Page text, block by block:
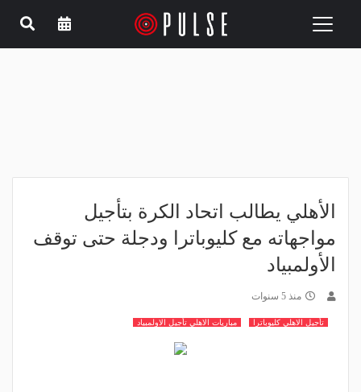
Toggle
الأهلي يطالب اتحاد الكرة بتأجيل
مواجهاته مع كليوباترا ودجلة حتى توقف
الأولمبياد
منذ 5 سنوات
تأجيل الاهلي كليوباترا مباريات الاهلي تأجيل الاولمبياد